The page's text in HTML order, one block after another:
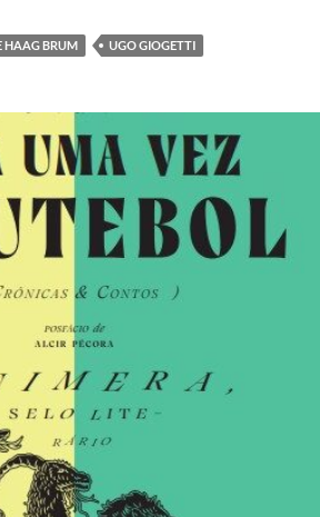
HAAG BRUM UGO GIOGETTI